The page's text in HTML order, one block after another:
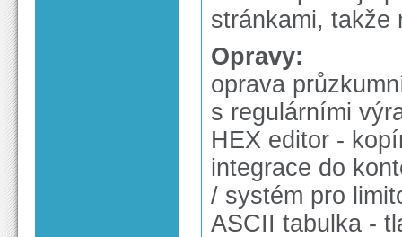
stránkami, takže
Opravy:
oprava
s regulárními
HEX editor -
integrace do
/ systém pro
ASCII tabulka -